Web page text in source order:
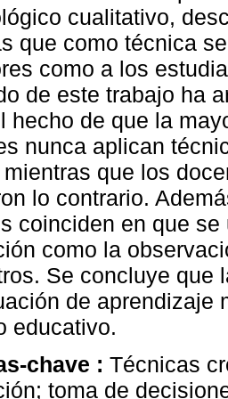
cualitativo,
que como técnica
como a los
de este trabajo ha
hecho de que la
nunca aplican
que los
lo contrario.
coinciden en que
como la
Se concluye que
de aprendizaje
educativo.
chave : Técnicas
toma de